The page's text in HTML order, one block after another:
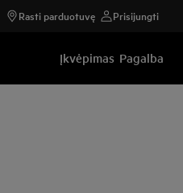
Rasti parduotuvę Prisijungti
Įkvėpimas Pagalba